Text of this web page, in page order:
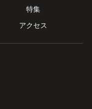
特集
アクセス